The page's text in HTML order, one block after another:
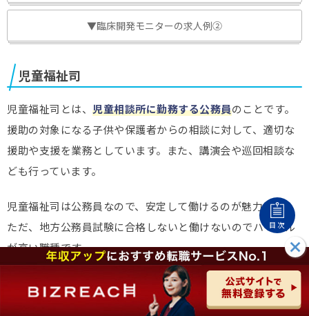
▼臨床開発モニターの求人例②
児童福祉司
児童福祉司とは、 児童相談所に勤務する公務員のことです。
援助の対象になる子供や保護者からの相談に対して、適切な
援助や支援を業務としています。また、講演会や巡回相談な
ども行っています。
児童福祉司は公務員なので、安定して働けるのが魅力です。
ただ、地方公務員試験に合格しないと働けないのでハードル
が高い職種です。
▼児童福祉司の求人例①
目次